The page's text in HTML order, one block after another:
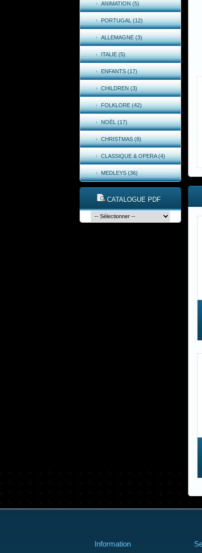
ANIMATION (5)
PORTUGAL (12)
ALLEMAGNE (3)
ITALIE (5)
ENFANTS (17)
CHILDREN (3)
FOLKLORE (42)
NOËL (17)
CHRISTMAS (8)
CLASSIQUE & OPERA (4)
MEDLEYS (36)
CATALOGUE PDF
Information